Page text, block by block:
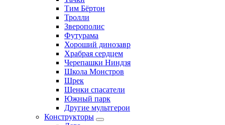
Тим Бёртон
Тролли
Зверополис
Футурама
Хороший динозавр
Храбрая сердцем
Черепашки Ниндзя
Школа Монстров
Шрек
Щенки спасатели
Южный парк
Другие мультгерои
Конструкторы